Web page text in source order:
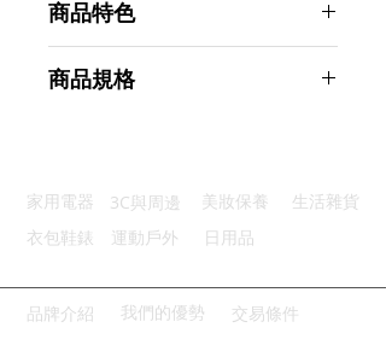
商品特色
泡沫覆蓋：瞬間生成泡沫深層清潔
商品規格
主要材質：表面活性劑
商品尺寸：6.5*6.5*19cm
產地名稱：中國大陸
代理商：亞桓有限公司
家用電器 3C與周邊 美妝保養
生活雜貨
衣包鞋錶
運動戶外 日用品
品牌介紹 我們的優勢 交易條件